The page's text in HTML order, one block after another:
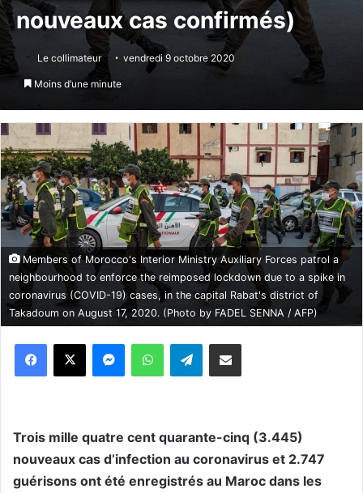
nouveaux cas confirmés)
Le collimateur vendredi 9 octobre 2020
Moins d’une minute
Members of Morocco's Interior Ministry Auxiliary Forces patrol a
neighbourhood to enforce the reimposed lockdown due to a spike in
coronavirus (COVID-19) cases, in the capital Rabat's district of
Takadoum on August 17, 2020. (Photo by FADEL SENNA / AFP)
WhatsApp Telegram
Trois mille quatre cent quarante-cinq (3.445)
nouveaux cas d’infection au coronavirus et 2.747
guérisons ont été enregistrés au Maroc dans les